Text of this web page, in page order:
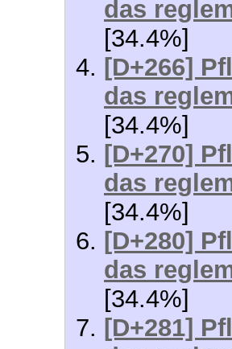
[34.4%]
[D+270]
das
[34.4%]
[D+280]
das
[34.4%]
[D+281]
das
[34.4%]
[D+290]
das